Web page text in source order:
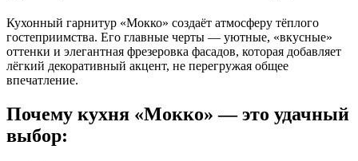
Кухонный гарнитур «Мокко» создаёт атмосферу тёплого
гостеприимства. Его главные черты — уютные, «вкусные»
оттенки и элегантная фрезеровка фасадов, которая добавляет
лёгкий декоративный акцент, не перегружая общее
впечатление.
Почему кухня «Мокко» — это удачный
выбор: